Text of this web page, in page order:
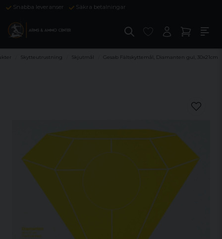
Snabba leveranser Säkra betalningar
Skytteutrustning Skjutmål Gesab Fältskyttemål, Diamanten gul, 30x21cm